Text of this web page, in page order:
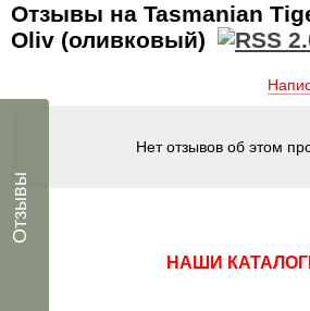
Отзывы на Tasmanian
Oliv (оливковый)
Нет отзывов об этом
НАШИ
Отзывы